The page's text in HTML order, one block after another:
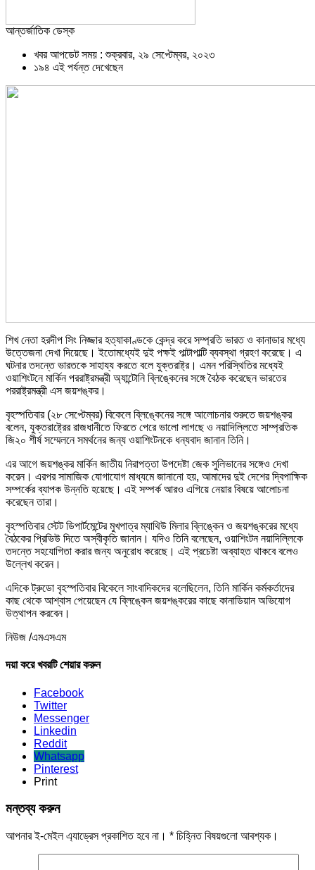
আন্তর্জাতিক ডেস্ক
খবর আপডেট সময় : শুক্রবার, ২৯ সেপ্টেম্বর, ২০২৩
১৯৪ এই পর্যন্ত দেখেছেন
শিখ নেতা হরদীপ সিং নিজ্জার হত্যাকাণ্ডকে কেন্দ্র করে সম্প্রতি ভারত ও কানাডার মধ্যে
উত্তেজনা দেখা দিয়েছে। ইতোমধ্যেই দুই পক্ষই পাল্টাপাল্টি ব্যবস্থা গ্রহণ করেছে। এ
ঘটনার তদন্তে ভারতকে সাহায্য করতে বলে যুক্তরাষ্ট্র। এমন পরিস্থিতির মধ্যেই
ওয়াশিংটনে মার্কিন পররাষ্ট্রমন্ত্রী অ্যান্টোনি ব্লিঙ্কেনের সঙ্গে বৈঠক করেছেন ভারতের
পররাষ্ট্রমন্ত্রী এস জয়শঙ্কর।
বৃহস্পতিবার (২৮ সেপ্টেম্বর) বিকেলে ব্লিঙ্কেনের সঙ্গে আলোচনার শুরুতে জয়শঙ্কর
বলেন, যুক্তরাষ্ট্রের রাজধানীতে ফিরতে পেরে ভালো লাগছে ও নয়াদিল্লিতে সাম্প্রতিক
জি২০ শীর্ষ সম্মেলনে সমর্থনের জন্য ওয়াশিংটনকে ধন্যবাদ জানান তিনি।
এর আগে জয়শঙ্কর মার্কিন জাতীয় নিরাপত্তা উপদেষ্টা জেক সুলিভানের সঙ্গেও দেখা
করেন। এরপর সামাজিক যোগাযোগ মাধ্যমে জানানো হয়, আমাদের দুই দেশের দ্বিপাক্ষিক
সম্পর্কের ব্যাপক উন্নতি হয়েছে। এই সম্পর্ক আরও এগিয়ে নেয়ার বিষয়ে আলোচনা
করেছেন তারা।
বৃহস্পতিবার স্টেট ডিপার্টমেন্টের মুখপাত্র ম্যাথিউ মিলার ব্লিঙ্কেন ও জয়শঙ্করের মধ্যে
বৈঠকের প্রিভিউ দিতে অস্বীকৃতি জানান। যদিও তিনি বলেছেন, ওয়াশিংটন নয়াদিল্লিকে
তদন্তে সহযোগিতা করার জন্য অনুরোধ করেছে। এই প্রচেষ্টা অব্যাহত থাকবে বলেও
উল্লেখ করেন।
এদিকে ট্রুডো বৃহস্পতিবার বিকেলে সাংবাদিকদের বলেছিলেন, তিনি মার্কিন কর্মকর্তাদের
কাছ থেকে আশ্বাস পেয়েছেন যে ব্লিঙ্কেন জয়শঙ্করের কাছে কানাডিয়ান অভিযোগ
উত্থাপন করবেন।
নিউজ /এমএসএম
দয়া করে খবরটি শেয়ার করুন
Facebook
Twitter
Messenger
Linkedin
Reddit
Whatsapp
Pinterest
Print
মন্তব্য করুন
আপনার ই-মেইল এ্যাড্রেস প্রকাশিত হবে না। * চিহ্নিত বিষয়গুলো আবশ্যক।